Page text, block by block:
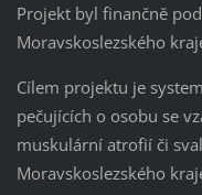
Projekt byl finančně
Moravskoslezského
Cílem projektu je
pečujících o osobu se
muskulární atrofií či
Moravskoslezského